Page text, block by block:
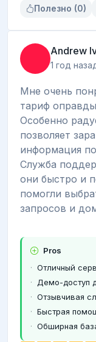
Полезно (0)
Andrew
1 год
Мне очень
тариф
Особенно
позволяет
информация
Служба
они быстро и
помогли
запросов и
Pros
Отличный
Демо-доступ
Отзывчивая
Быстрая
Обширная